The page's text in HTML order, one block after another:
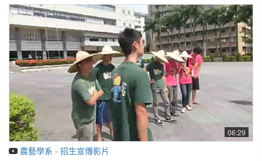
06:29
農藝學系 - 招生宣傳影片